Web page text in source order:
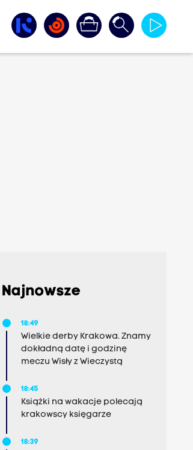
Najnowsze
18:49
Wielkie derby Krakowa. Znamy
dokładną datę i godzinę
meczu Wisły z Wieczystą
18:45
Książki na wakacje polecają
krakowscy księgarze
18:39